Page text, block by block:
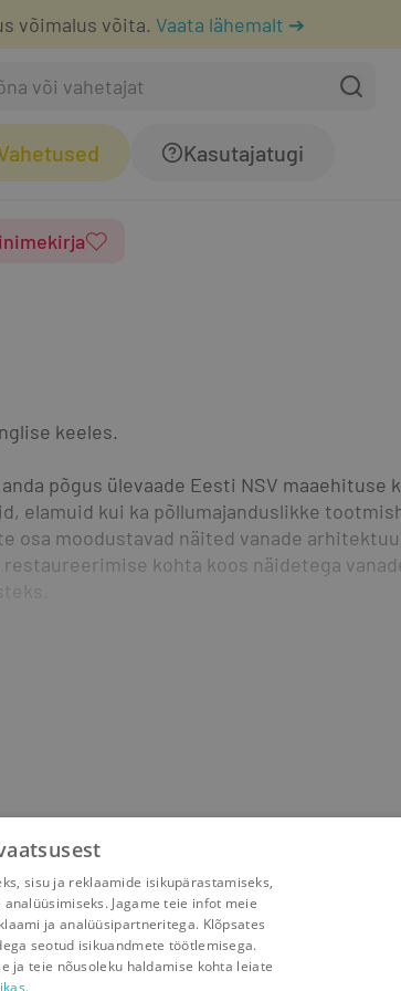
võimalus võita. Vaata lähemalt ➔
Kasutajatugi
keeles.
põgus ülevaade Eesti NSV maaehituse
elamuid kui ka põllumajanduslikke
osa moodustavad näited vanade
kohta koos näidetega
sisu ja reklaamide isikupärastamiseks,
Jagame teie infot meie
ja analüüsipartneritega. Klõpsates
seotud isikuandmete töötlemisega.
ja teie nõusoleku haldamise kohta leiate